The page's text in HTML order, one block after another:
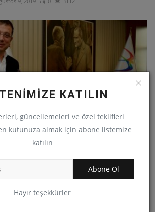
KATILIN
güncellemeleri ve özel teklifleri
kutunuza almak için abone listemize
katılın
Abone Ol
Hayır teşekkürler
8, 2019